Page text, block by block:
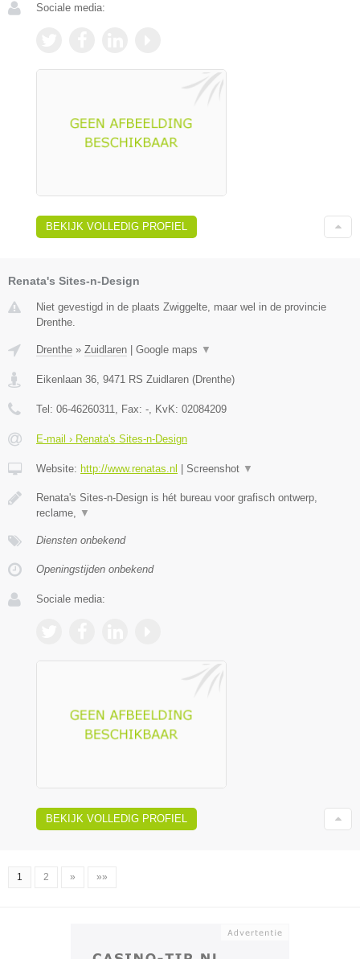
Sociale media:
BEKIJK VOLLEDIG PROFIEL
Renata's Sites-n-Design
Niet gevestigd in de plaats Zwiggelte, maar wel in de provincie
Drenthe.
Drenthe » Zuidlaren Google maps ▼
Eikenlaan 36, 9471 RS Zuidlaren (Drenthe)
Tel: 06-46260311, Fax: -, KvK: 02084209
E-mail › Renata's Sites-n-Design
Website: http://www.renatas.nl Screenshot ▼
Renata's Sites-n-Design is hét bureau voor grafisch ontwerp,
reclame, ▼
Diensten onbekend
Openingstijden onbekend
Sociale media:
BEKIJK VOLLEDIG PROFIEL
1 2 » »»